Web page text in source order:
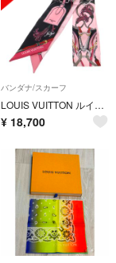
バンダナ/スカーフ
LOUIS VUITTON ルイヴィトン All That Strap BB Scarf バンドー BB オールザ ストラップスカーフ モノグラムシルク ピンク
¥ 18,700